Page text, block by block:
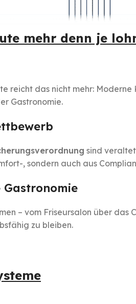
mehr denn je
reicht das nicht mehr:
Gastronomie.
sind
, sondern auch aus
– vom Friseursalon über das
zu bleiben.